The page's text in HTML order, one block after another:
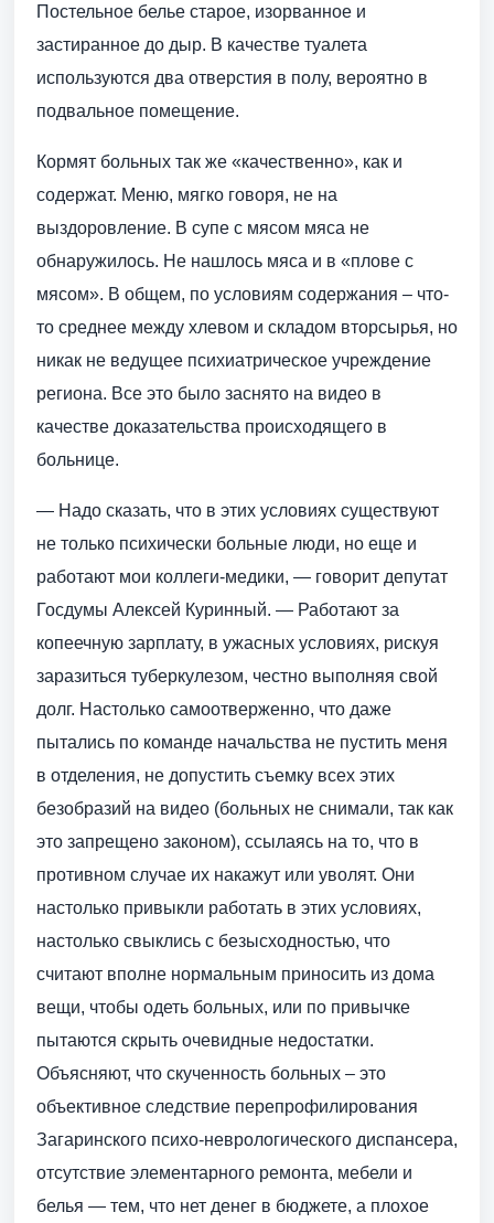
Постельное белье старое, изорванное и
застиранное до дыр. В качестве туалета
используются два отверстия в полу, вероятно в
подвальное помещение.
Кормят больных так же «качественно», как и
содержат. Меню, мягко говоря, не на
выздоровление. В супе с мясом мяса не
обнаружилось. Не нашлось мяса и в «плове с
мясом». В общем, по условиям содержания – что-
то среднее между хлевом и складом вторсырья, но
никак не ведущее психиатрическое учреждение
региона. Все это было заснято на видео в
качестве доказательства происходящего в
больнице.
— Надо сказать, что в этих условиях существуют
не только психически больные люди, но еще и
работают мои коллеги-медики, — говорит депутат
Госдумы Алексей Куринный. — Работают за
копеечную зарплату, в ужасных условиях, рискуя
заразиться туберкулезом, честно выполняя свой
долг. Настолько самоотверженно, что даже
пытались по команде начальства не пустить меня
в отделения, не допустить съемку всех этих
безобразий на видео (больных не снимали, так как
это запрещено законом), ссылаясь на то, что в
противном случае их накажут или уволят. Они
настолько привыкли работать в этих условиях,
настолько свыклись с безысходностью, что
считают вполне нормальным приносить из дома
вещи, чтобы одеть больных, или по привычке
пытаются скрыть очевидные недостатки.
Объясняют, что скученность больных – это
объективное следствие перепрофилирования
Загаринского психо-неврологического диспансера,
отсутствие элементарного ремонта, мебели и
белья — тем, что нет денег в бюджете, а плохое